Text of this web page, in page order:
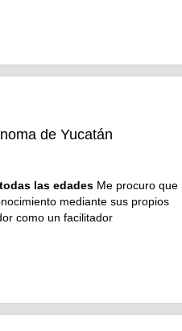
de Yucatán
las edades Me procuro que
mediante sus propios
como un facilitador